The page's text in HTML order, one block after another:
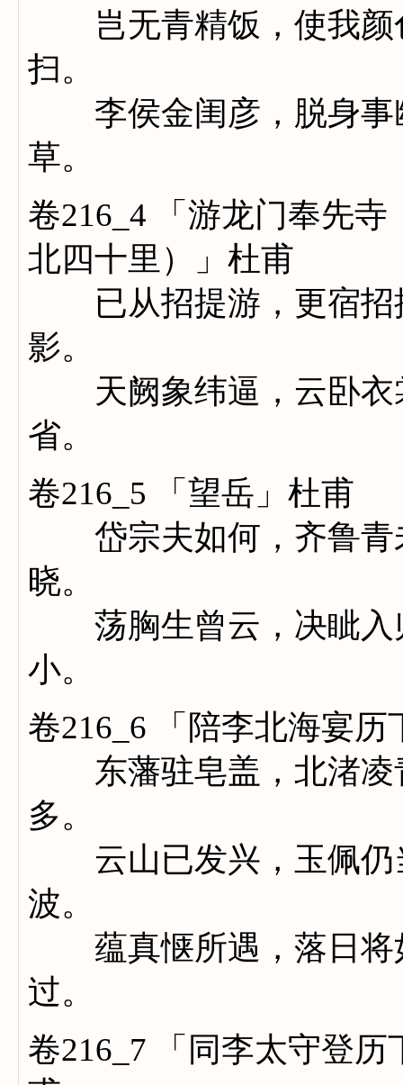
岂无青精饭，使我颜
扫。
李侯金闺彦，脱身事
草。
卷216_4 「游龙门奉先
北四十里）」杜甫
已从招提游，更宿招
影。
天阙象纬逼，云卧衣
省。
卷216_5 「望岳」杜甫
岱宗夫如何，齐鲁青
晓。
荡胸生曾云，决眦入
小。
卷216_6 「陪李北海宴历
东藩驻皂盖，北渚凌
多。
云山已发兴，玉佩仍
波。
蕴真惬所遇，落日将
过。
卷216_7 「同李太守登